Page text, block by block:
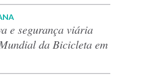
e segurança viária
da Bicicleta em